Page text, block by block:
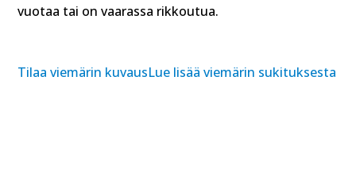
vuotaa tai on vaarassa rikkoutua.
Tilaa viemärin kuvausLue lisää viemärin sukituksesta